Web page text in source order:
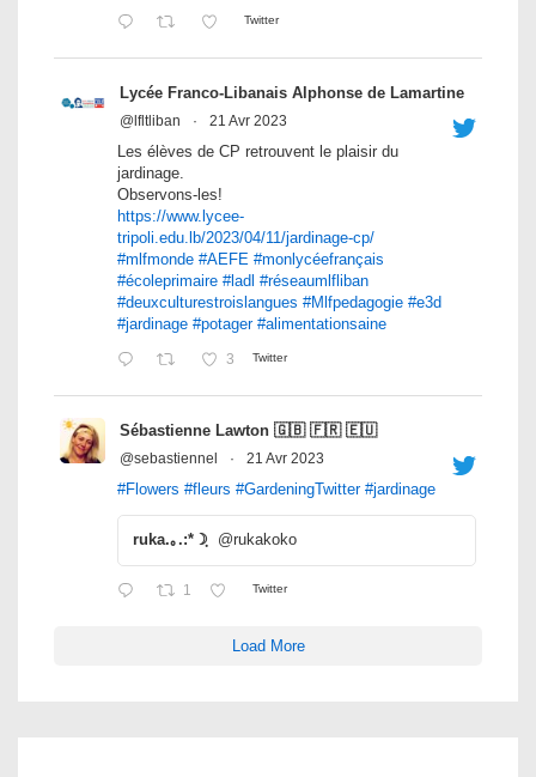
Twitter
Lycée Franco-Libanais Alphonse de Lamartine
@lfltliban · 21 Avr 2023
Les élèves de CP retrouvent le plaisir du
jardinage.
Observons-les!
https://www.lycee-
tripoli.edu.lb/2023/04/11/jardinage-cp/
#mlfmonde #AEFE #monlycéefrançais
#écoleprimaire #ladl #réseaumlfliban
#deuxculturestroislangues #Mlfpedagogie #e3d
#jardinage #potager #alimentationsaine
3 Twitter
Sébastienne Lawton 🇬🇧 🇫🇷 🇪🇺
@sebastiennel · 21 Avr 2023
#Flowers #fleurs #GardeningTwitter #jardinage
ruka.｡.:*☽ฺ @rukakoko
1 Twitter
Load More